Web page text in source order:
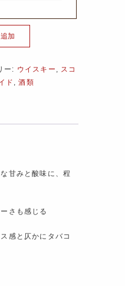
加
ー: ウイスキー , スコ
ド ,酒類
甘みと酸味に、程
さも感じる
感と仄かにタバコ